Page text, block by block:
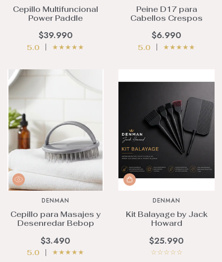
Cepillo Multifuncional
Power Paddle
$39.990
5.0 ★★★★★
Peine D17 para
Cabellos Crespos
$6.990
5.0 ★★★★★
DENMAN
Cepillo para Masajes y
Desenredar Bebop
$3.490
5.0 ★★★★★
DENMAN
Kit Balayage by Jack
Howard
$25.990
☆☆☆☆☆